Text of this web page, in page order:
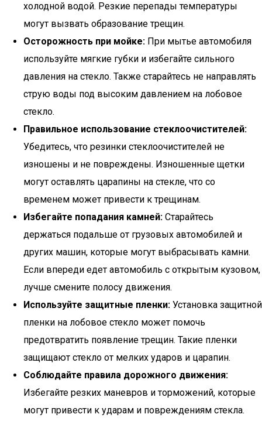
холодной водой. Резкие перепады температуры
могут вызвать образование трещин.
Осторожность при мойке: При мытье автомобиля
используйте мягкие губки и избегайте сильного
давления на стекло. Также старайтесь не направлять
струю воды под высоким давлением на лобовое
стекло.
Правильное использование стеклоочистителей:
Убедитесь, что резинки стеклоочистителей не
изношены и не повреждены. Изношенные щетки
могут оставлять царапины на стекле, что со
временем может привести к трещинам.
Избегайте попадания камней: Старайтесь
держаться подальше от грузовых автомобилей и
других машин, которые могут выбрасывать камни.
Если впереди едет автомобиль с открытым кузовом,
лучше смените полосу движения.
Используйте защитные пленки: Установка защитной
пленки на лобовое стекло может помочь
предотвратить появление трещин. Такие пленки
защищают стекло от мелких ударов и царапин.
Соблюдайте правила дорожного движения:
Избегайте резких маневров и торможений, которые
могут привести к ударам и повреждениям стекла.